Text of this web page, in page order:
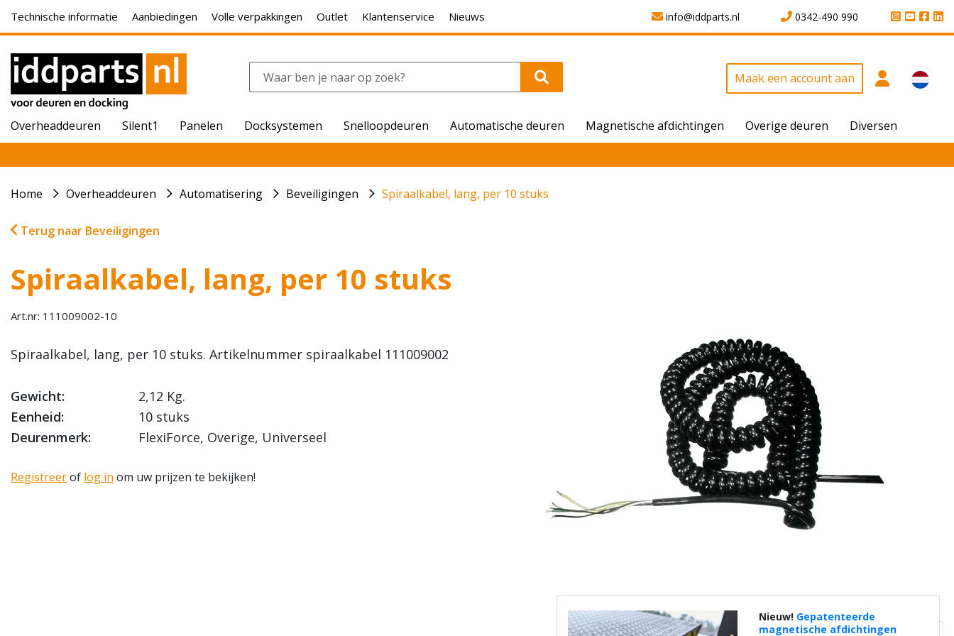
info@iddparts.nl 0342-490 990
Technische informatie Aanbiedingen Volle verpakkingen Outlet Klantenservice Nieuws
Maak een account aan
Overheaddeuren Silent1 Panelen Docksystemen Snelloopdeuren Automatische deuren Magnetische afdichtingen Overige deuren Diversen
Home Overheaddeuren Automatisering Beveiligingen Spiraalkabel, lang, per 10 stuks
Terug naar Beveiligingen
Spiraalkabel, lang, per 10 stuks
Art.nr: 111009002-10
Spiraalkabel, lang, per 10 stuks. Artikelnummer spiraalkabel 111009002
Gewicht:
2,12 Kg.
Eenheid:
10 stuks
Deurenmerk:
FlexiForce, Overige, Universeel
Registreerof log in om uw prijzen te bekijken!
Nieuw! Gepatenteerde
magnetische afdichtingen